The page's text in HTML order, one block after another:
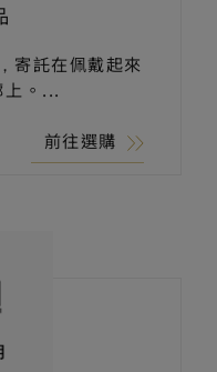
寄託在佩戴起來
上。...
前往選購